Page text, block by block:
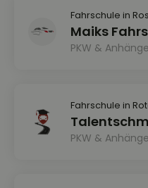
Fahrschule in
Maiks
PKW &
Fahrschule in
PKW &